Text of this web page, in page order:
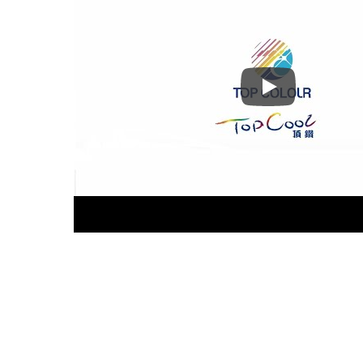
วิธีติดฟิล์มหน้าต่